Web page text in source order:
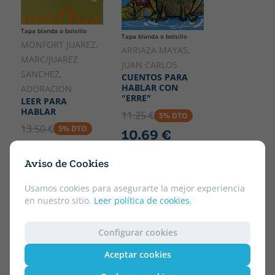
Aviso de Cookies
Usamos cookies para asegurarte la mejor experiencia
en nuestro sitio. Leer política de cookies.
Configurar cookies
Aceptar cookies
Tapa blanda o bolsillo
MONFORT JUAREZ,
MARC/JUAREZ
SANCHEZ,
ADORACION
LEER PARA
HABLAR
13.50 € 5% DTO
Tapa blanda o bolsillo
ARRIAZA MAYAS,
JUAN CARLOS
CUENTOS PARA
HABLAR CON
"ERRE"
11.25 € 5% DTO
10.69 €